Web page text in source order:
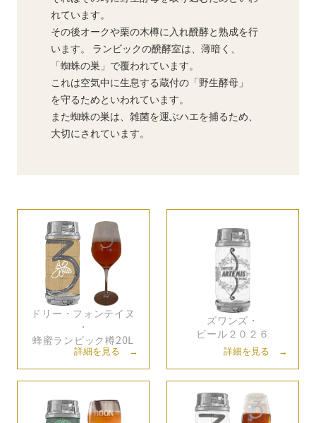
れています。
その後オークや栗の木樽に入れ醗酵と熟成を行
います。 ランビックの醗酵室は、薄暗く、
「蜘蛛の巣」で覆われています。
これは空気中に生息する蔵付の「野生酵母」
を守るためといわれています。
また蜘蛛の巣は、雑菌を運ぶハエを捕るため、
大切にされています。
ドリー・ フォンテイヌ
・
蜂蜜ランビック樽20L
詳細を見る →
ズワンズ・
ビール２０２６
詳細を見る →